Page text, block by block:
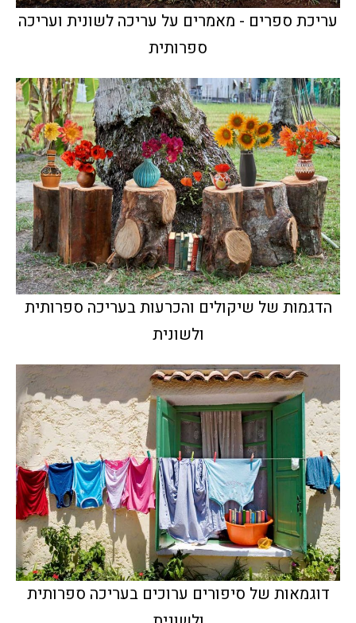
עריכת ספרים - מאמרים על עריכה לשונית ועריכה
ספרותית
הדגמות של שיקולים והכרעות בעריכה ספרותית
ולשונית
דוגמאות של סיפורים ערוכים בעריכה ספרותית